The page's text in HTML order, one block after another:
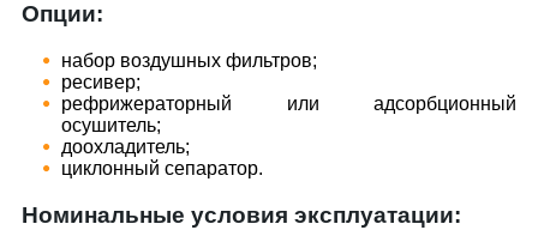
Опции:
набор воздушных фильтров;
ресивер;
рефрижераторный или адсорбционный
осушитель;
доохладитель;
циклонный сепаратор.
Номинальные условия эксплуатации: